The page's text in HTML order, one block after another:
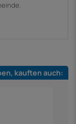
kauften auch: